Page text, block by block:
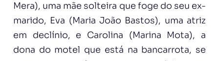
Mera), uma mãe solteira que foge do seu ex-
marido, Eva (Maria João Bastos), uma atriz
em declínio, e Carolina (Marina Mota), a
dona do motel que está na bancarrota, se